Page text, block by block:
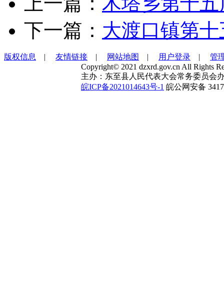
下一篇： 大渡口镇第
版权信息 | 友情链接 | 网站地图 | 用户登录 | 管
Copyright© 2021 dzxrd.gov.cn All Rights
主办：东至县人民代表大会常务委员会
皖ICP备2021014643号-1 皖公网安备